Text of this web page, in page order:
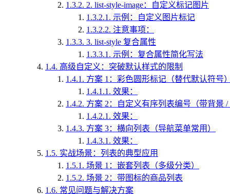
1.3.2. 2. list-style-image：自定义标记图片
1.3.2.1. 示例：自定义图片标记
1.3.2.2. 注意事项：
1.3.3. 3. list-style 复合属性
1.3.3.1. 示例：复合属性简化写法
1.4. 高级自定义：突破默认样式的限制
1.4.1. 方案 1：彩色圆形标记（替代默认符号）
1.4.1.1. 效果：
1.4.2. 方案 2：自定义有序列表编号（带背景 /
1.4.2.1. 效果：
1.4.3. 方案 3：横向列表（导航菜单常用）
1.4.3.1. 效果：
1.5. 实战场景：列表的典型应用
1.5.1. 场景 1：嵌套列表（多级分类）
1.5.2. 场景 2：带图标的商品列表
1.6. 常见问题与解决方案